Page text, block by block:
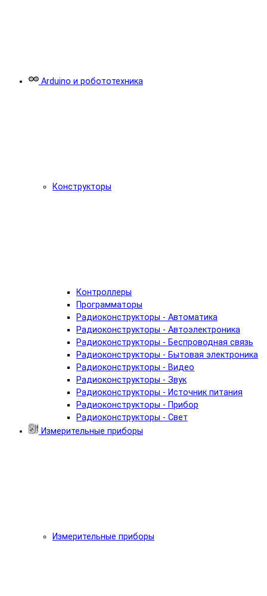
Arduino и робототехника
Конструкторы
Контроллеры
Программаторы
Радиоконструкторы - Автоматика
Радиоконструкторы - Автоэлектроника
Радиоконструкторы - Беспроводная связь
Радиоконструкторы - Бытовая электроника
Радиоконструкторы - Видео
Радиоконструкторы - Звук
Радиоконструкторы - Источник питания
Радиоконструкторы - Прибор
Радиоконструкторы - Свет
Измерительные приборы
Измерительные приборы